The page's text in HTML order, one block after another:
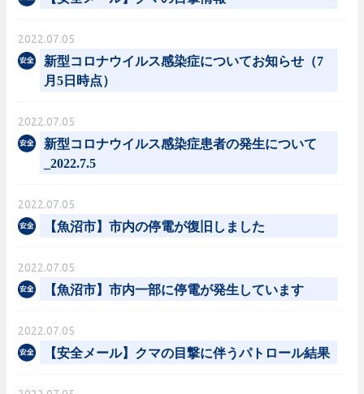
2022.07.05
新型コロナウイルス感染症についてお知らせ（7
月5日時点）
2022.07.05
新型コロナウイルス感染症患者の発生について
_2022.7.5
2022.07.05
【魚沼市】市内の停電が復旧しました
2022.07.05
【魚沼市】市内一部に停電が発生しています
2022.07.05
【安全メール】クマの目撃に伴うパトロール結果